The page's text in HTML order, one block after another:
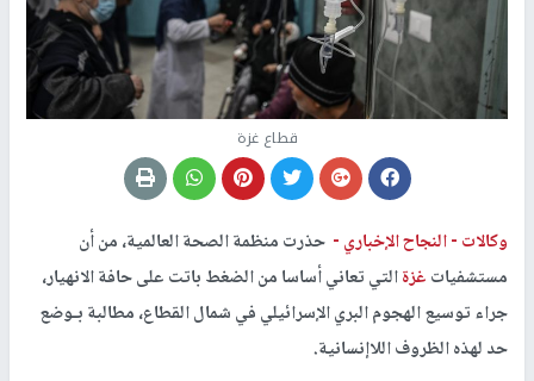
قطاع غزة
وكالات -النجاح الإخباري - حذرت منظمة الصحة العالمية، من أن
مستشفياتغزةالتي تعاني أساسا من الضغط باتت على حافة الانهيار،
جراء توسيع الهجوم البري الإسرائيلي في شمال القطاع، مطالبة بـوضع
حد لهذه الظروف اللاإنسانية.